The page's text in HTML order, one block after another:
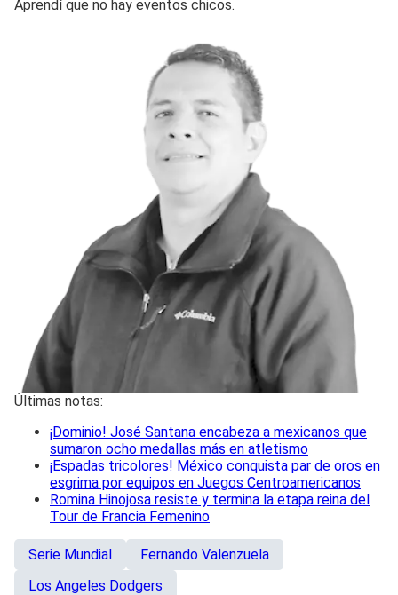
Aprendí que no hay eventos chicos.
Últimas notas:
¡Dominio! José Santana encabeza a mexicanos que
sumaron ocho medallas más en atletismo
¡Espadas tricolores! México conquista par de oros en
esgrima por equipos en Juegos Centroamericanos
Romina Hinojosa resiste y termina la etapa reina del
Tour de Francia Femenino
Serie Mundial
Fernando Valenzuela
Los Angeles Dodgers